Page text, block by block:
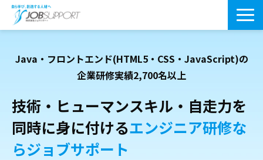
よくあるご質問
お役立ちブログ
会社案内・アクセス
Java・フロントエンド(HTML5・CSS・JavaScript)の
企業研修実績2,700名以上
技術・ヒューマンスキル・自走力を
同時に身に付けるエンジニア研修な
らジョブサポート